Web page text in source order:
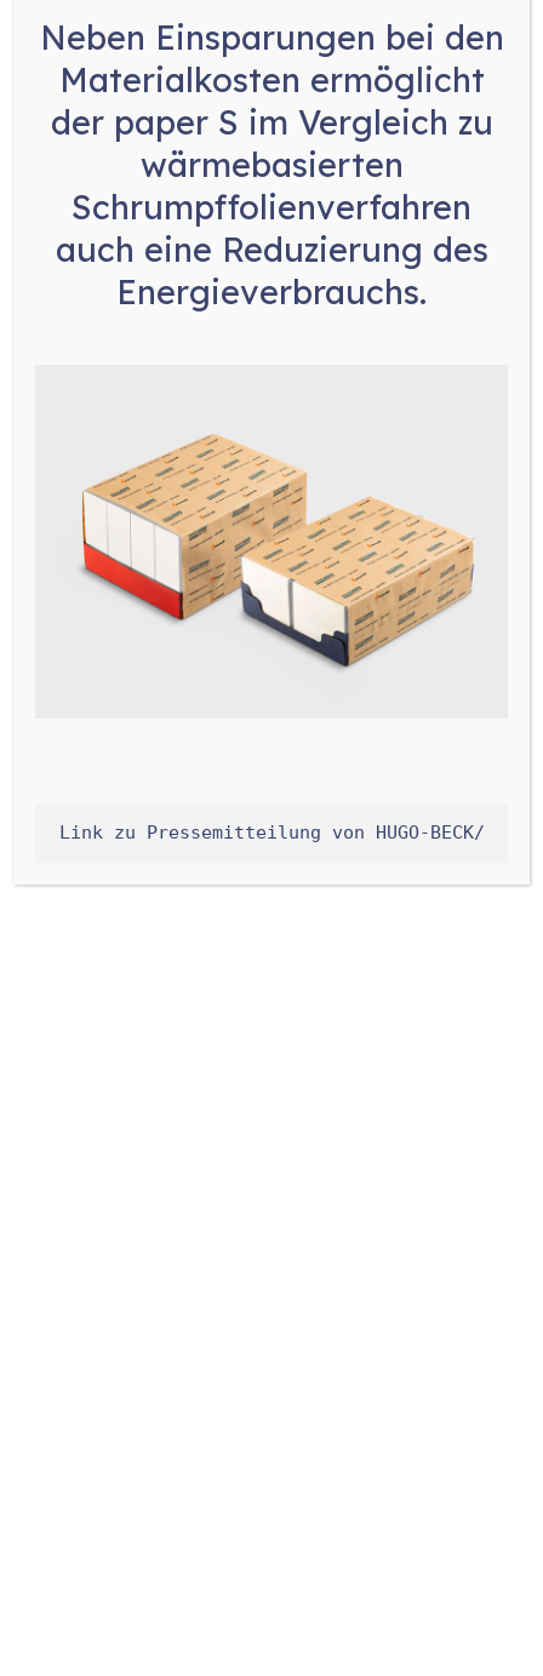
Neben Einsparungen bei den
Materialkosten ermöglicht
der paper S im Vergleich zu
wärmebasierten
Schrumpffolienverfahren
auch eine Reduzierung des
Energieverbrauchs.
Link zu Pressemitteilung von HUGO-BECK/